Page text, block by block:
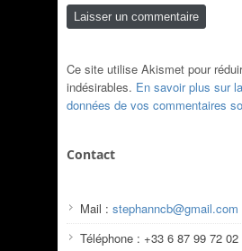
Ce site utilise Akismet pour
indésirables. En savoir plus sur
données de vos commentaires
Contact
Mail : stephanncb@gmail.com
Téléphone : +33 6 87 99 72 02